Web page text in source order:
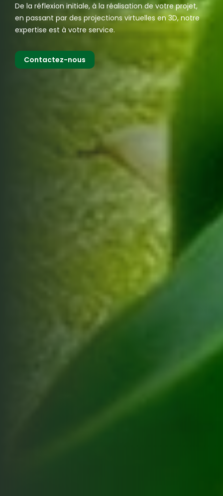
De la réflexion initiale, à la réalisation de votre projet,
en passant par des projections virtuelles en 3D, notre
expertise est à votre service.
Contactez-nous